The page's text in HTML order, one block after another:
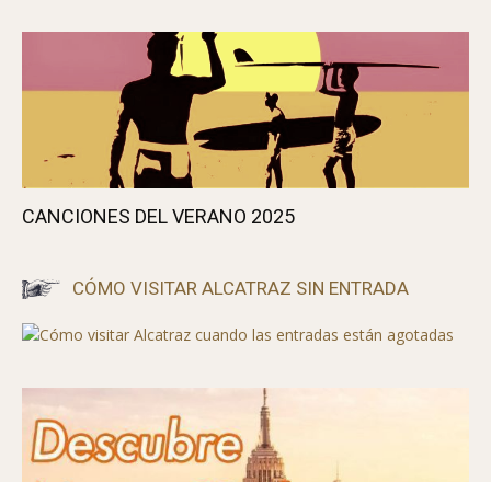
UNO DE ESOS DÍAS DE FURIA
CÓMO VISITAR ALCATRAZ SIN ENTRADA